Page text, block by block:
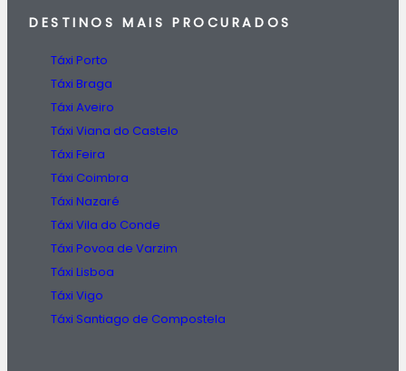
DESTINOS MAIS PROCURADOS
Táxi Porto
Táxi Braga
Táxi Aveiro
Táxi Viana do Castelo
Táxi Feira
Táxi Coimbra
Táxi Nazaré
Táxi Vila do Conde
Táxi Povoa de Varzim
Táxi Lisboa
Táxi Vigo
Táxi Santiago de Compostela